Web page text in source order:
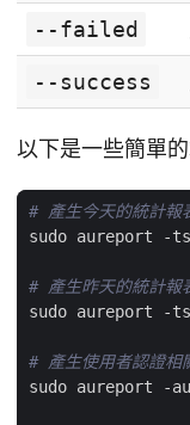
--failed
--success
以下是一些簡單的
# 產生今天的統計報
# 產生昨天的統計報
# 產生使用者認證相